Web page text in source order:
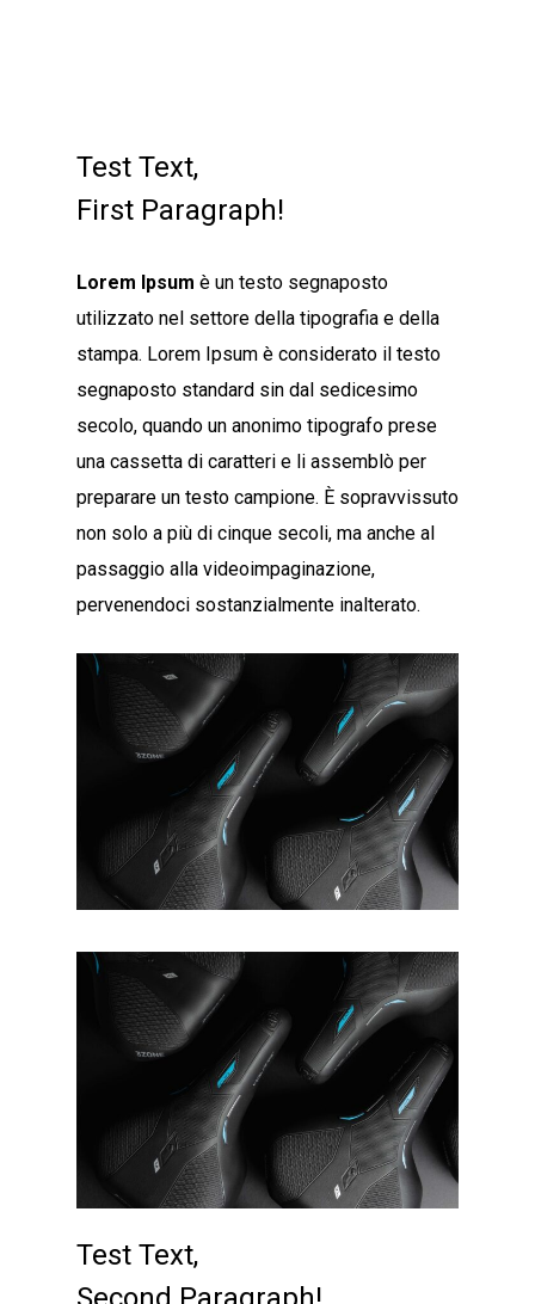
Test Text,
First Paragraph!
Lorem Ipsum è un testo segnaposto
utilizzato nel settore della tipografia e della
stampa. Lorem Ipsum è considerato il testo
segnaposto standard sin dal sedicesimo
secolo, quando un anonimo tipografo prese
una cassetta di caratteri e li assemblò per
preparare un testo campione. È sopravvissuto
non solo a più di cinque secoli, ma anche al
passaggio alla videoimpaginazione,
pervenendoci sostanzialmente inalterato.
Test Text,